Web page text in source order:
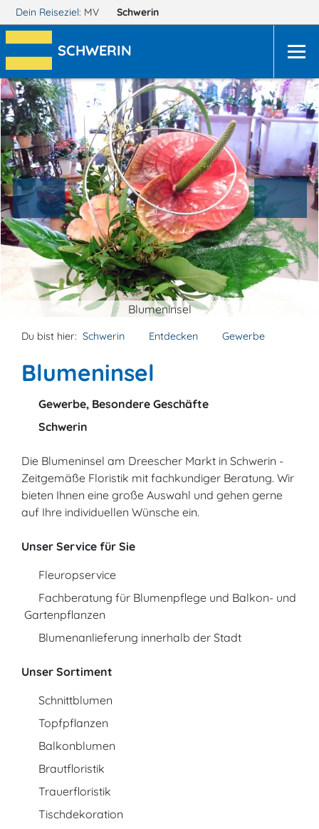
Dein Reiseziel: MV Schwerin
SCHWERIN
Blumeninsel
Du bist hier: Schwerin Entdecken Gewerbe
Blumeninsel
Gewerbe, Besondere Geschäfte
Schwerin
Die Blumeninsel am Dreescher Markt in Schwerin -
Zeitgemäße Floristik mit fachkundiger Beratung. Wir
bieten Ihnen eine große Auswahl und gehen gerne
auf Ihre individuellen Wünsche ein.
Unser Service für Sie
Fleuropservice
Fachberatung für Blumenpflege und Balkon- und
Gartenpflanzen
Blumenanlieferung innerhalb der Stadt
Unser Sortiment
Schnittblumen
Topfpflanzen
Balkonblumen
Brautfloristik
Trauerfloristik
Tischdekoration